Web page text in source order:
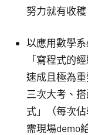
努力就有收穫
以應用數學
「寫程式的
速成且極為
三次大考、
式」（每次
需現場demo